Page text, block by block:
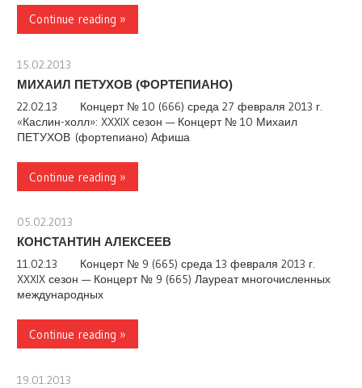
Continue reading »
15.02.2013
МИХАИЛ ПЕТУХОВ (ФОРТЕПИАНО)
22.02.13 Концерт № 10 (666) среда 27 февраля 2013 г.
«Каслин-холл»: XXXIX сезон — Концерт № 10 Михаил
ПЕТУХОВ (фортепиано) Афиша
Continue reading »
05.02.2013
КОНСТАНТИН АЛЕКСЕЕВ
11.02.13 Концерт № 9 (665) среда 13 февраля 2013 г.
XXXIX сезон — Концерт № 9 (665) Лауреат многочисленных
международных
Continue reading »
19.01.2013